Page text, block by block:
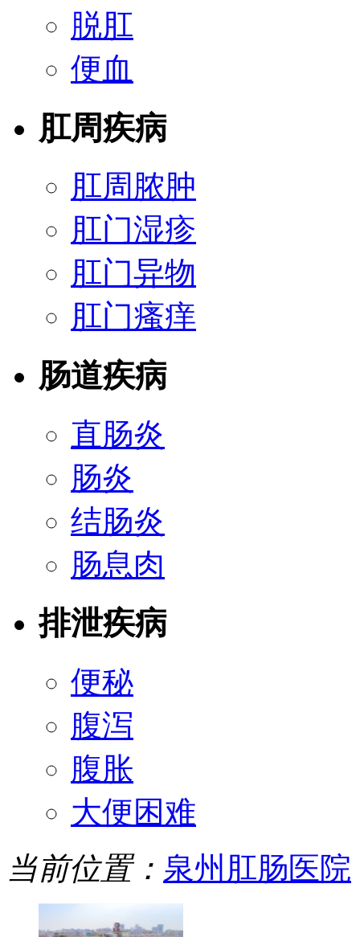
脱肛
便血
肛周疾病
肛周脓肿
肛门湿疹
肛门异物
肛门瘙痒
肠道疾病
直肠炎
肠炎
结肠炎
肠息肉
排泄疾病
便秘
腹泻
腹胀
大便困难
当前位置： 泉州肛肠医院